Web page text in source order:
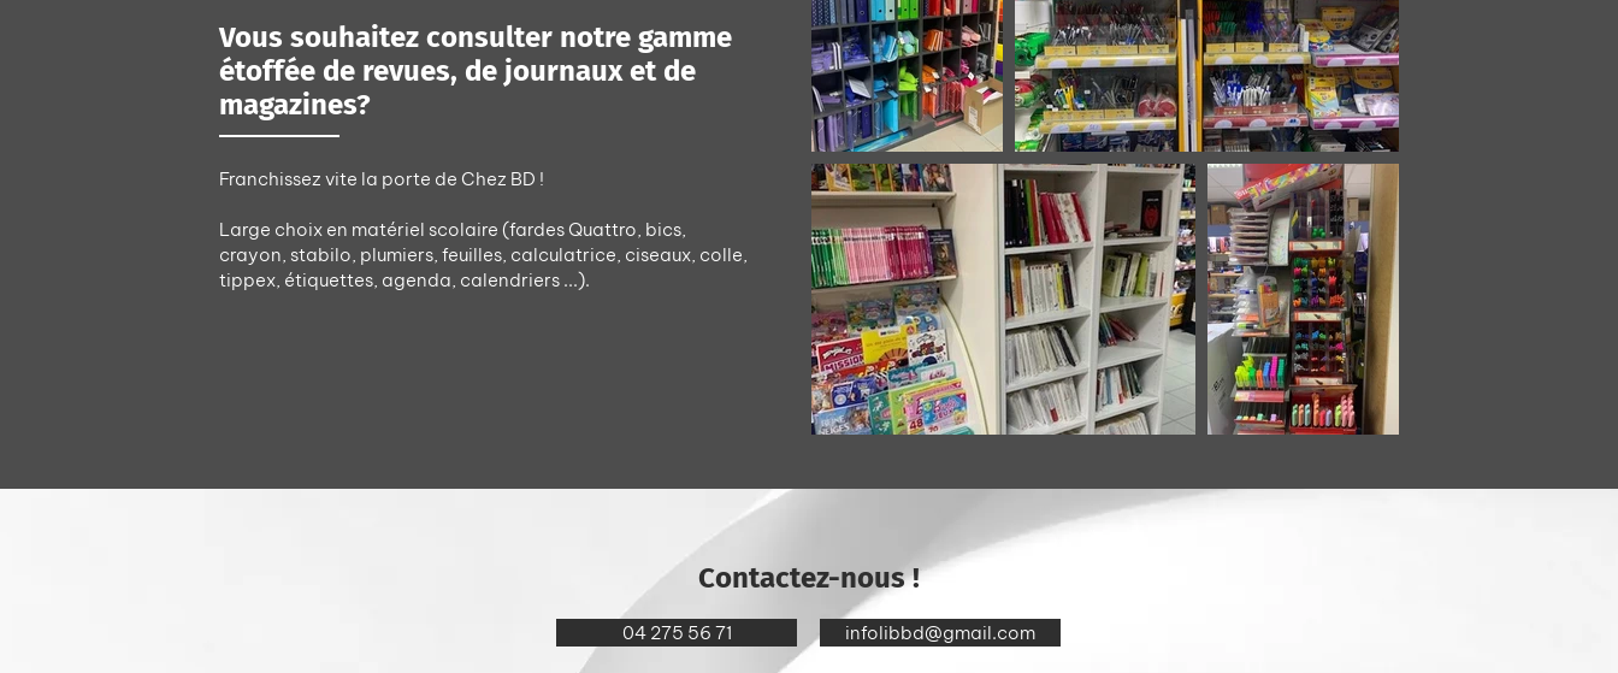
Vous souhaitez consulter notre gamme
étoffée de revues, de journaux et de
magazines?
Franchissez vite la porte de Chez BD !
​Large choix en matériel scolaire (fardes Quattro, bics,
crayon, stabilo, plumiers, feuilles, calculatrice, ciseaux, colle,
tippex, étiquettes, agenda, calendriers ...).
Contactez-nous !
04 275 56 71 infolibbd@gmail.com